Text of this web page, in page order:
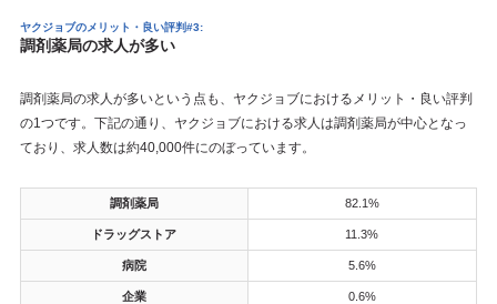
ヤクジョブのメリット・良い評判#3:
調剤薬局の求人が多い
調剤薬局の求人が多いという点も、ヤクジョブにおけるメリット・良い評判
の1つです。下記の通り、ヤクジョブにおける求人は調剤薬局が中心となっ
ており、求人数は約40,000件にのぼっています。
調剤薬局 82.1%
ドラッグストア 11.3%
病院 5.6%
企業 0.6%